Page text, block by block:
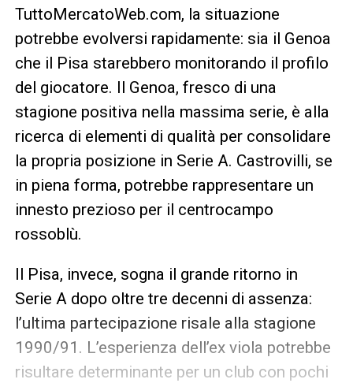
TuttoMercatoWeb.com, la situazione
potrebbe evolversi rapidamente: sia il Genoa
che il Pisa starebbero monitorando il profilo
del giocatore. Il Genoa, fresco di una
stagione positiva nella massima serie, è alla
ricerca di elementi di qualità per consolidare
la propria posizione in Serie A. Castrovilli, se
in piena forma, potrebbe rappresentare un
innesto prezioso per il centrocampo
rossoblù.
Il Pisa, invece, sogna il grande ritorno in
Serie A dopo oltre tre decenni di assenza:
l’ultima partecipazione risale alla stagione
1990/91. L’esperienza dell’ex viola potrebbe
risultare determinante per un club con pochi